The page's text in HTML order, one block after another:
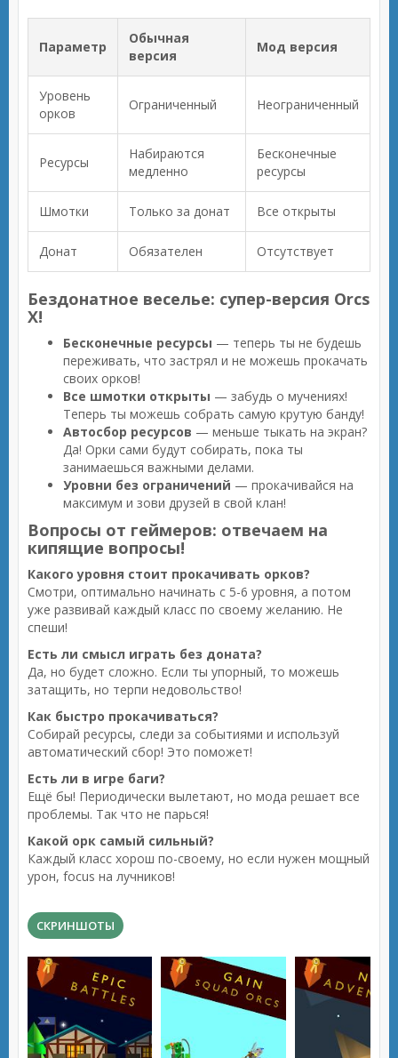
Параметр
Обычная
версия
Мод версия
Уровень
орков
Ограниченный Неограниченный
Ресурсы
Набираются
медленно
Бесконечные
ресурсы
Шмотки Только за донат Все открыты
Донат Обязателен Отсутствует
Бездонатное веселье: супер-версия Orcs
X!
Бесконечные ресурсы — теперь ты не будешь
переживать, что застрял и не можешь прокачать
своих орков!
Все шмотки открыты — забудь о мучениях!
Теперь ты можешь собрать самую крутую банду!
Автосбор ресурсов — меньше тыкать на экран?
Да! Орки сами будут собирать, пока ты
занимаешься важными делами.
Уровни без ограничений — прокачивайся на
максимум и зови друзей в свой клан!
Вопросы от геймеров: отвечаем на
кипящие вопросы!
Какого уровня стоит прокачивать орков?
Смотри, оптимально начинать с 5-6 уровня, а потом
уже развивай каждый класс по своему желанию. Не
спеши!
Есть ли смысл играть без доната?
Да, но будет сложно. Если ты упорный, то можешь
затащить, но терпи недовольство!
Как быстро прокачиваться?
Собирай ресурсы, следи за событиями и используй
автоматический сбор! Это поможет!
Есть ли в игре баги?
Ещё бы! Периодически вылетают, но мода решает все
проблемы. Так что не парься!
Какой орк самый сильный?
Каждый класс хорош по-своему, но если нужен мощный
урон, focus на лучников!
СКРИНШОТЫ